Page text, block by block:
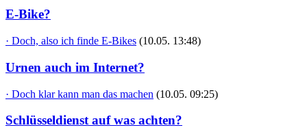
E-Bike?
· Doch, also ich finde E-Bikes (10.05. 13:48)
Urnen auch im Internet?
· Doch klar kann man das machen (10.05. 09:25)
Schlüsseldienst auf was achten?